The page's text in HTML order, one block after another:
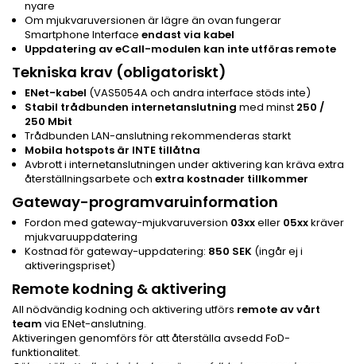
nyare
Om mjukvaruversionen är lägre än ovan fungerar
Smartphone Interface endast via kabel
Uppdatering av eCall-modulen kan inte utföras remote
Tekniska krav (obligatoriskt)
ENet-kabel (VAS5054A och andra interface stöds inte)
Stabil trådbunden internetanslutning med minst 250 /
250 Mbit
Trådbunden LAN-anslutning rekommenderas starkt
Mobila hotspots är INTE tillåtna
Avbrott i internetanslutningen under aktivering kan kräva extra
återställningsarbete och extra kostnader tillkommer
Gateway-programvaruinformation
Fordon med gateway-mjukvaruversion 03xxeller 05xxkräver
mjukvaruuppdatering
Kostnad för gateway-uppdatering: 850 SEK (ingår ej i
aktiveringspriset)
Remote kodning & aktivering
All nödvändig kodning och aktivering utförs remote av vårt
team via ENet-anslutning.
Aktiveringen genomförs för att återställa avsedd FoD-
funktionalitet.